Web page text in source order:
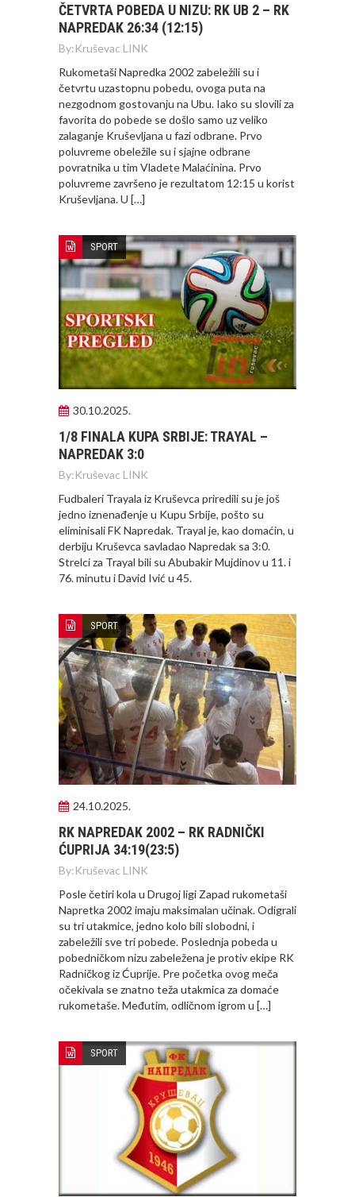
ČETVRTA POBEDA U NIZU: RK UB 2 – RK
NAPREDAK 26:34 (12:15)
By:Kruševac LINK
Rukometaši Napredka 2002 zabeležili su i
četvrtu uzastopnu pobedu, ovoga puta na
nezgodnom gostovanju na Ubu. Iako su slovili za
favorita do pobede se došlo samo uz veliko
zalaganje Kruševljana u fazi odbrane. Prvo
poluvreme obeležile su i sjajne odbrane
povratnika u tim Vladete Malaćinina. Prvo
poluvreme završeno je rezultatom 12:15 u korist
Kruševljana. U […]
SPORT
30.10.2025.
1/8 FINALA KUPA SRBIJE: TRAYAL –
NAPREDAK 3:0
By:Kruševac LINK
Fudbaleri Trayala iz Kruševca priredili su je još
jedno iznenađenje u Kupu Srbije, pošto su
eliminisali FK Napredak. Trayal je, kao domaćin, u
derbiju Kruševca savladao Napredak sa 3:0.
Strelci za Trayal bili su Abubakir Mujdinov u 11. i
76. minutu i David Ivić u 45.
SPORT
24.10.2025.
RK NAPREDAK 2002 – RK RADNIČKI
ĆUPRIJA 34:19(23:5)
By:Kruševac LINK
Posle četiri kola u Drugoj ligi Zapad rukometaši
Napretka 2002 imaju maksimalan učinak. Odigrali
su tri utakmice, jedno kolo bili slobodni, i
zabeležili sve tri pobede. Poslednja pobeda u
pobedničkom nizu zabeležena je protiv ekipe RK
Radničkog iz Ćuprije. Pre početka ovog meča
očekivala se znatno teža utakmica za domaće
rukometaše. Međutim, odličnom igrom u […]
SPORT